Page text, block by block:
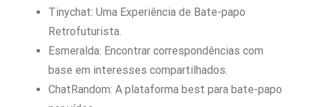
Tinychat: Uma Experiência de Bate-papo
Retrofuturista.
Esmeralda: Encontrar correspondências com
base em interesses compartilhados.
ChatRandom: A plataforma best para bate-papo